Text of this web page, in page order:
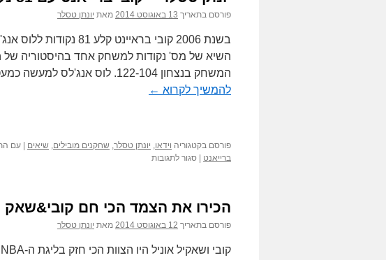
פורסם בתאריך 13 באוגוסט 2014 מאת יונתן טסלר
בשנת 2006 קובי
השיא של מס' נקודות למשחק אחד בהיסטוריה של
המשחק בנצחון 122-104. לוס אנג'לס למעשה כמעט הפסידה לראפטורס והייתה בפיגור 18 …
להמשיך לקרוא ←
פורסם בקטגוריה וידאו, יונתן טסלר, שחקנים מובילים, שיאים עם
ברייאנט
סגור לתגובותעל
קובי
ברייאנט
81
הכירו את הצמד הכי חם קובי&שאק
פורסם בתאריך 12 באוגוסט 2014 מאת יונתן טסלר